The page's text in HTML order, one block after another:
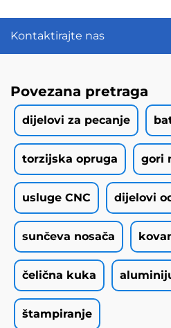
Kontaktirajte nas
Povezana pretraga
dijelovi za pecanje
torzijska opruga gori
usluge CNC dijelovi
sunčeva nosača
čelična kuka
štampiranje